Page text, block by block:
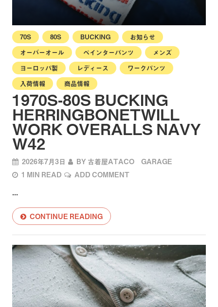
70S 80S BUCKING
お知らせ
オーバーオール
ペインターパンツ
メンズ
ヨーロッパ製
レディース
ワークパンツ
入荷情報
商品情報
1970S-80S BUCKING
HERRINGBONETWILL
WORK OVERALLS NAVY
W42
2026年7月3日 BY 古着屋ATACO GARAGE
1 MIN READ
ADD COMMENT
...
CONTINUE READING